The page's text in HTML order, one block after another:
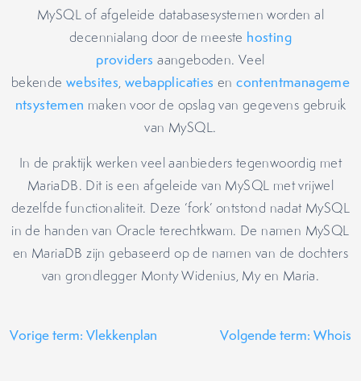
MySQL of afgeleide databasesystemen worden al
decennialang door de meeste hosting
providers aangeboden. Veel
bekende websites, webapplicaties encontentmanageme
ntsystemen maken voor de opslag van gegevens gebruik
van MySQL.
In de praktijk werken veel aanbieders tegenwoordig met
MariaDB. Dit is een afgeleide van MySQL met vrijwel
dezelfde functionaliteit. Deze ‘fork’ ontstond nadat MySQL
in de handen van Oracle terechtkwam. De namen MySQL
en MariaDB zijn gebaseerd op de namen van de dochters
van grondlegger Monty Widenius, My en Maria.
Vorige term: Vlekkenplan Volgende term: Whois